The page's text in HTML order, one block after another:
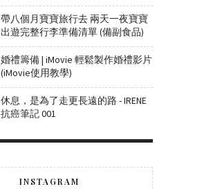
帶八個月寶寶旅行去 兩天一夜寶寶
出遊完整行李準備清單 (備副食品)
婚禮籌備 | iMovie 輕鬆製作婚禮影片
(iMovie使用教學)
休息，是為了走更長遠的路 - IRENE
抗癌筆記 001
INSTAGRAM